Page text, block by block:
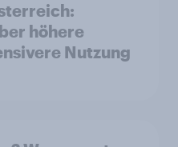
höhere
Nutzung